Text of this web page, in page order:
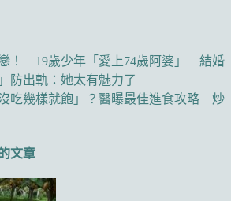
！ 19歲少年「愛上74歲阿婆」 結婚
防出軌：她太有魅力了
吃幾樣就飽」？醫曝最佳進食攻略 炒
文章